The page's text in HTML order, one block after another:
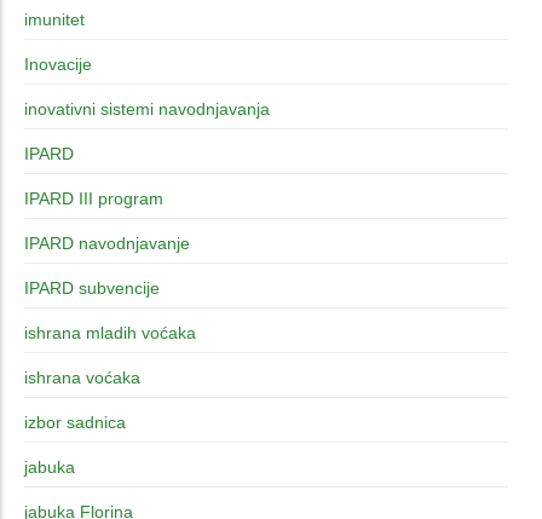
imunitet
Inovacije
inovativni sistemi navodnjavanja
IPARD
IPARD III program
IPARD navodnjavanje
IPARD subvencije
ishrana mladih voćaka
ishrana voćaka
izbor sadnica
jabuka
jabuka Florina